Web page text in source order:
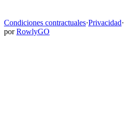
Condiciones contractuales·Privacidad·
por RowlyGO